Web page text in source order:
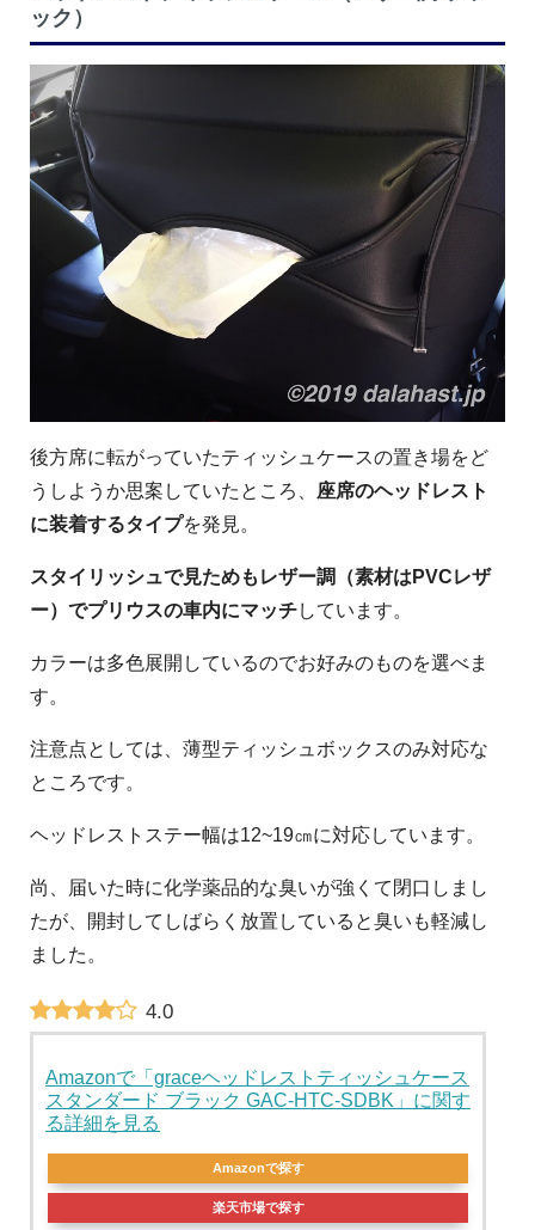
ック）
後方席に転がっていたティッシュケースの置き場をど
うしようか思案していたところ、 座席のヘッドレスト
に装着するタイプを発見。
スタイリッシュで見ためもレザー調（素材はPVCレザ
ー）でプリウスの車内にマッチしています。
カラーは多色展開しているのでお好みのものを選べま
す。
注意点としては、薄型ティッシュボックスのみ対応な
ところです。
ヘッドレストステー幅は12~19㎝に対応しています。
尚、届いた時に化学薬品的な臭いが強くて閉口しまし
たが、開封してしばらく放置していると臭いも軽減し
ました。
4.0
Amazonで「graceヘッドレストティッシュケース
スタンダード ブラック GAC-HTC-SDBK」に関す
る詳細を見る
Amazonで探す
楽天市場で探す